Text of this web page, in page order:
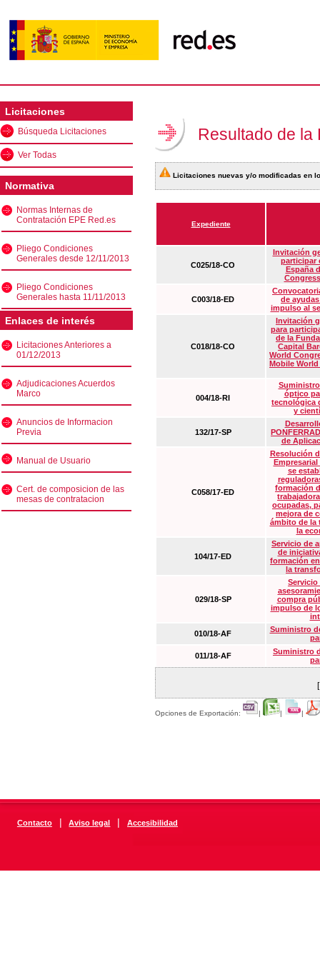
Licitaciones
Búsqueda Licitaciones
Ver Todas
Normativa
Normas Internas de
Contratación EPE Red.es
Pliego Condiciones
Generales desde 12/11/2013
Pliego Condiciones
Generales hasta 11/11/2013
Enlaces de interés
Licitaciones Anteriores a
01/12/2013
Adjudicaciones Acuerdos
Marco
Anuncios de Informacion
Previa
Manual de Usuario
Cert. de composicion de las
mesas de contratacion
Resultado de la
Licitaciones nuevas y/o modificadas en
Expediente
C025/18-CO
Invitación
participar
España
C003/18-ED
de
impulso al
C018/18-CO
Invitación
para
de la
Capital
World
Mobile
004/18-RI
óptico
tecnológica
y
132/17-SP
de
C058/17-ED
Resolución
Empresarial
se
formación
ocupadas,
mejora de
ámbito de la
la
104/17-ED
Servicio de
de
formación
la
029/18-SP
Servicio
compra
impulso de
010/18-AF
Suministro
011/18-AF
Suministro
Opciones de Exportación: | | |
Contacto | Aviso legal | Accesibilidad